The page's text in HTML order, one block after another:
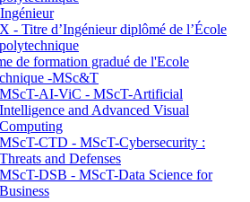
X - Titre d’Ingénieur diplômé de l’École
polytechnique
de formation gradué de l'Ecole
-MSc&T
MScT-AI-ViC - MScT-Artificial
Intelligence and Advanced Visual
Computing
MScT-CTD - MScT-Cybersecurity :
Threats and Defenses
MScT-DSB - MScT-Data Science for
Business